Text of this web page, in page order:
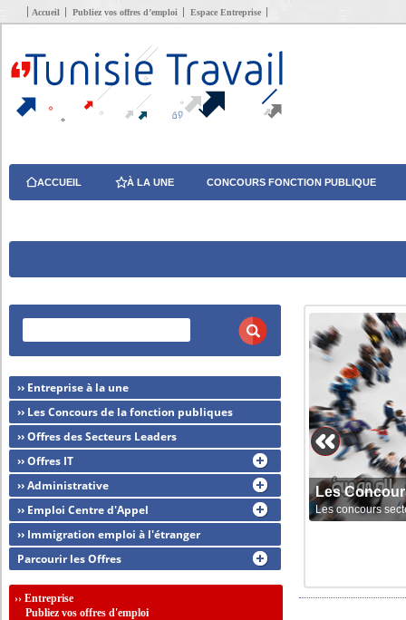
Accueil Publiez vos offres d’emploi Espace Entreprise
ACCUEIL À LA UNE CONCOURS FONCTION PUBLIQUE
Les
Les concours
›› Entreprise à la une
›› Les Concours de la fonction publiques
›› Offres des Secteurs Leaders
›› Offres IT
›› Administrative
›› Emploi Centre d'Appel
›› Immigration emploi à l'étranger
Parcourir les Offres
››Entreprise
Publiez vos offres d'emploi